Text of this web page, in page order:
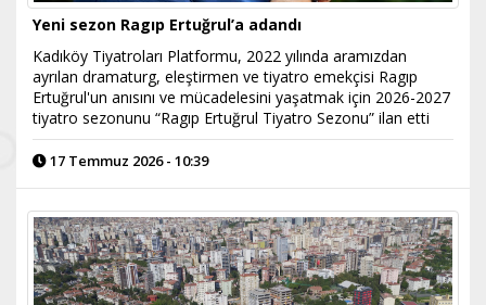
Yeni sezon Ragıp Ertuğrul’a adandı
Kadıköy Tiyatroları Platformu, 2022 yılında aramızdan
ayrılan dramaturg, eleştirmen ve tiyatro emekçisi Ragıp
Ertuğrul'un anısını ve mücadelesini yaşatmak için 2026-2027
tiyatro sezonunu “Ragıp Ertuğrul Tiyatro Sezonu” ilan etti
17 Temmuz 2026 - 10:39